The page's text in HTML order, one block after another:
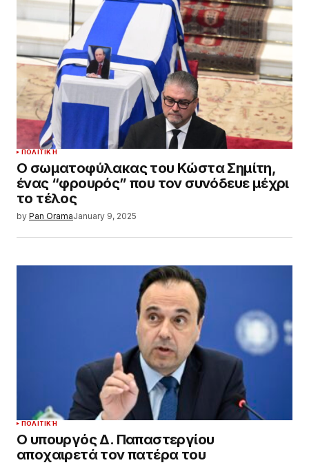
ΠΟΛΙΤΙΚΉ
Ο σωματοφύλακας του Κώστα Σημίτη,
ένας “φρουρός” που τον συνόδευε μέχρι
το τέλος
by Pan OramaJanuary 9, 2025
ΠΟΛΙΤΙΚΉ
Ο υπουργός Δ. Παπαστεργίου
αποχαιρετά τον πατέρα του